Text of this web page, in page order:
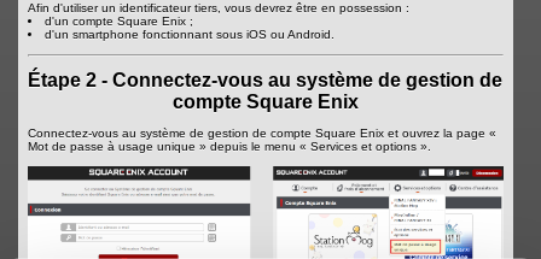
Afin d'utiliser un identificateur tiers, vous devrez être en possession :
d'un compte Square Enix ;
d'un smartphone fonctionnant sous iOS ou Android.
Étape 2 - Connectez-vous au système de gestion de
compte Square Enix
Connectez-vous au système de gestion de compte Square Enix et ouvrez la page «
Mot de passe à usage unique » depuis le menu « Services et options ».